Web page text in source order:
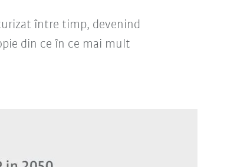
între timp, devenind
din ce în ce mai mult